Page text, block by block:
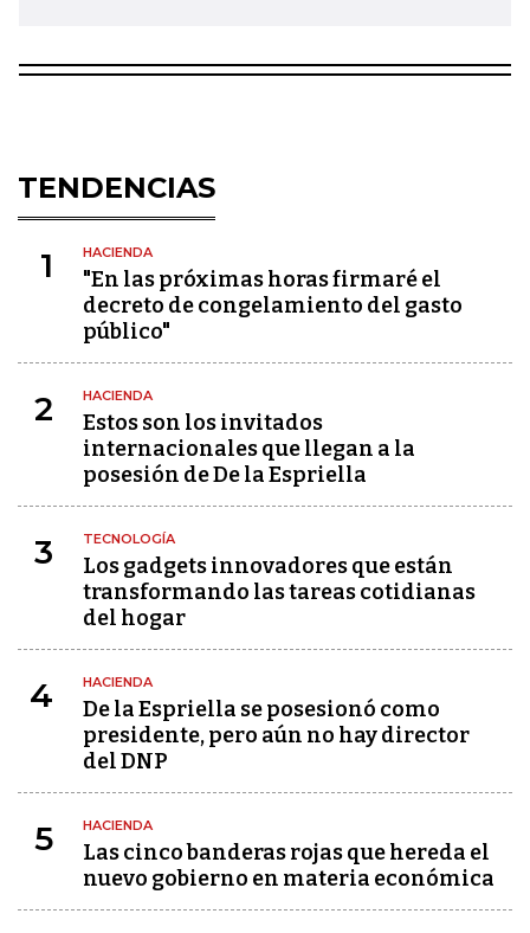
TENDENCIAS
1 HACIENDA
"En las próximas horas firmaré el
decreto de congelamiento del gasto
público"
2 HACIENDA
Estos son los invitados
internacionales que llegan a la
posesión de De la Espriella
3 TECNOLOGÍA
Los gadgets innovadores que están
transformando las tareas cotidianas
del hogar
4 HACIENDA
De la Espriella se posesionó como
presidente, pero aún no hay director
del DNP
5 HACIENDA
Las cinco banderas rojas que hereda el
nuevo gobierno en materia económica